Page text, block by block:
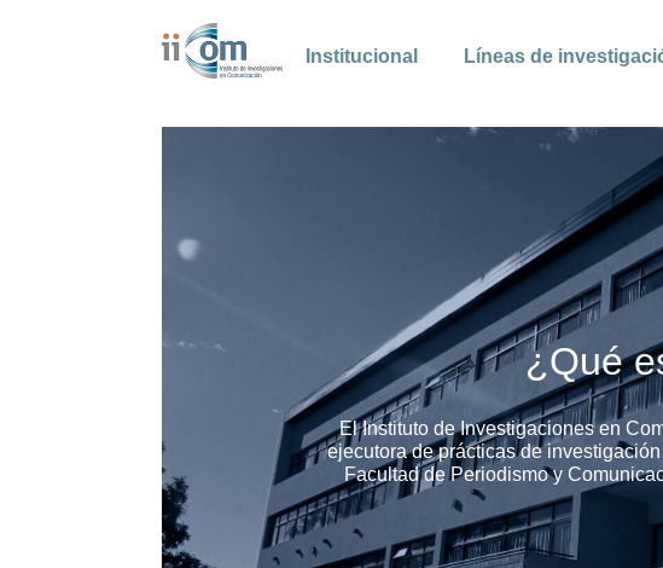
Institucional Líneas de
¿Qué
El Instituto de Investigaciones en
ejecutora de prácticas de
Facultad de Periodismo y